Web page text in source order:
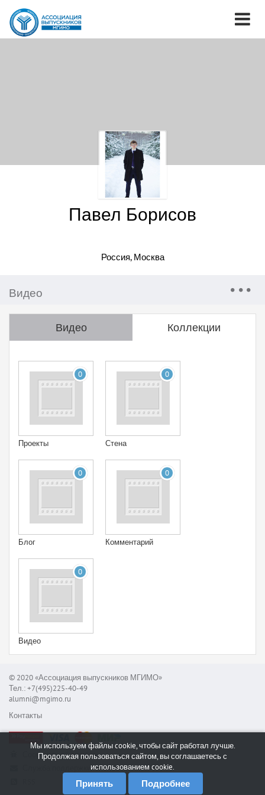
Павел Борисов
Россия, Москва
Видео
Видео Коллекции
0
Проекты
0
Стена
0
Блог
0
Комментарий
0
Видео
© 2020 «Ассоциация выпускников МГИМО»
Тел.: +7(495)225-40-49
alumni@mgimo.ru
Контакты
Сообщить об ошибке
Мы используем файлы cookie, чтобы сайт работал лучше.
Продолжая пользоваться сайтом, вы соглашаетесь с
использованием cookie.
Принять Подробнее